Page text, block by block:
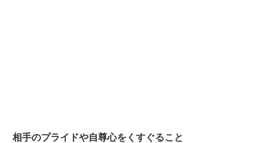
相手のプライドや自尊心をくすぐること